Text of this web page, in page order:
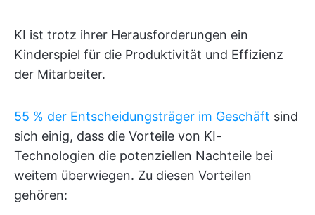
KI ist trotz ihrer Herausforderungen ein
Kinderspiel für die Produktivität und Effizienz
der Mitarbeiter.
55 % der Entscheidungsträger im Geschäft sind
sich einig, dass die Vorteile von KI-
Technologien die potenziellen Nachteile bei
weitem überwiegen. Zu diesen Vorteilen
gehören: